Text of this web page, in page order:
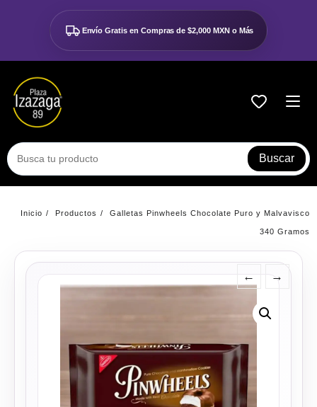
contenido
Envío Gratis en Compras de$2,000 MXN o Más
Buscar
Inicio Productos Galletas Pinwheels Chocolate Puro y Malvavisco
340 Gramos
← →